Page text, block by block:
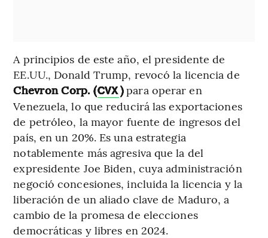
A principios de este año, el presidente de
EE.UU., Donald Trump, revocó la licencia de
Chevron Corp. (CVX)para operar en
Venezuela, lo que reducirá las exportaciones
de petróleo, la mayor fuente de ingresos del
país, en un 20%. Es una estrategia
notablemente más agresiva que la del
expresidente Joe Biden, cuya administración
negoció concesiones, incluida la licencia y la
liberación de un aliado clave de Maduro, a
cambio de la promesa de elecciones
democráticas y libres en 2024.